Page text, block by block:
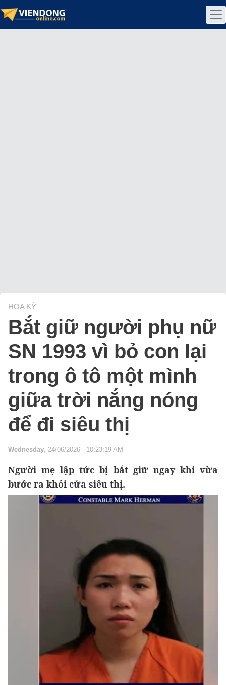
HOA KỲ
Bắt giữ người phụ nữ
SN 1993 vì bỏ con lại
trong ô tô một mình
giữa trời nắng nóng
để đi siêu thị
Wednesday, 24/06/2026 - 10:23:19 AM
Người mẹ lập tức bị bắt giữ ngay khi vừa
bước ra khỏi cửa siêu thị.